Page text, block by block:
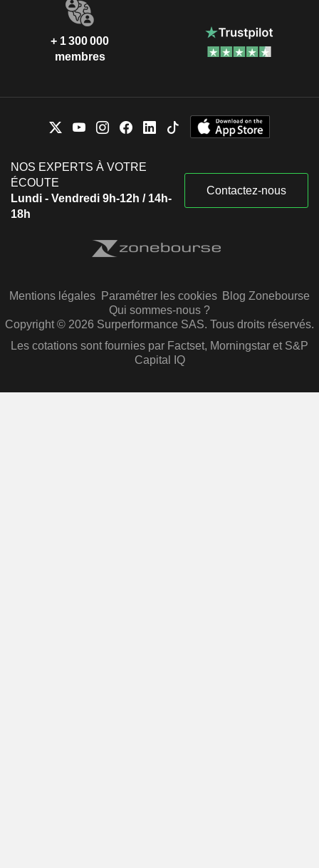
+ 1 300 000
membres
NOS EXPERTS À VOTRE
ÉCOUTE
Lundi - Vendredi 9h-12h / 14h-
18h
Contactez-nous
Mentions légales Paramétrer les cookies Blog Zonebourse
Qui sommes-nous ?
Copyright © 2026 Surperformance SAS. Tous droits réservés.
Les cotations sont fournies par Factset, Morningstar et S&P
Capital IQ